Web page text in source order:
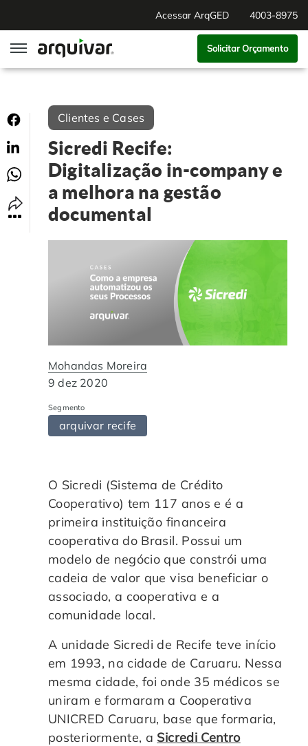
Acessar ArqGED 4003-8975
ArqSign
Soluções
Gestão de Documentos
Digitalização
Software para BPM
Automação de Processos
Educação Corporativa
Adequação à LGPD
Auditoria de Processos
Transformação Digital
Gestão do Departamento Pessoal
Guarda de Documentos
Consultoria Documental
Segmentos
RH Digital
Agronegócio
Hospitais e Clínicas
Instituições de Ensino
Departamento Financeiro
Cooperativas
Institucional
Cases de Sucesso
Nossas Unidades
Trabalhe Conosco
Solicitar Orçamento
Clientes e Cases
Sicredi Recife:
Digitalização in-company e
a melhora na gestão
documental
Mohandas Moreira
9 dez 2020
Segmento
arquivar recife
O Sicredi (Sistema de Crédito
Cooperativo) tem 117 anos e é a
primeira instituição financeira
cooperativa do Brasil. Possui um
modelo de negócio que constrói uma
cadeia de valor que visa beneficiar o
associado, a cooperativa e a
comunidade local.
A unidade Sicredi de Recife teve início
em 1993, na cidade de Caruaru. Nessa
mesma cidade, foi onde 35 médicos se
uniram e formaram a Cooperativa
UNICRED Caruaru, base que formaria,
posteriormente, a Sicredi Centro